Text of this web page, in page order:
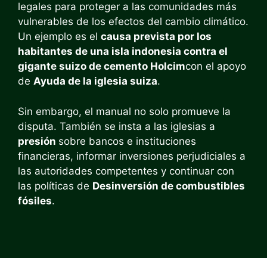
legales para proteger a las comunidades más
vulnerables de los efectos del cambio climático.
Un ejemplo es el causa prevista por los
habitantes de una isla indonesia contra el
gigante suizo de cemento Holcimcon el apoyo
de Ayuda de la iglesia suiza.
Sin embargo, el manual no solo promueve la
disputa. También se insta a las iglesias a
presión sobre bancos e instituciones
financieras, informar inversiones perjudiciales a
las autoridades competentes y continuar con
las políticas de Desinversión de combustibles
fósiles.